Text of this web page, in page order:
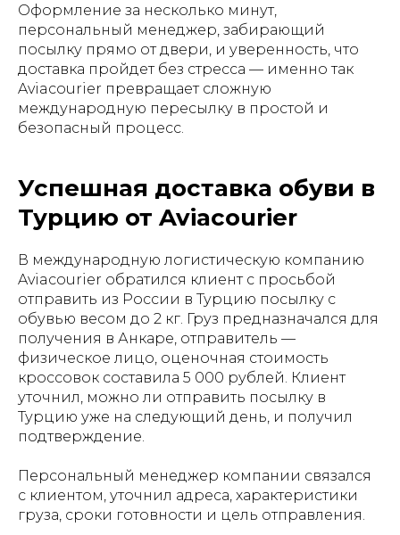
Оформление за несколько минут,
персональный менеджер, забирающий
посылку прямо от двери, и уверенность, что
доставка пройдет без стресса — именно так
Aviacourier превращает сложную
международную пересылку в простой и
безопасный процесс.
Успешная доставка обуви в
Турцию от Aviacourier
В международную логистическую компанию
Aviacourier обратился клиент с просьбой
отправить из России в Турцию посылку с
обувью весом до 2 кг. Груз предназначался для
получения в Анкаре, отправитель —
физическое лицо, оценочная стоимость
кроссовок составила 5 000 рублей. Клиент
уточнил, можно ли отправить посылку в
Турцию уже на следующий день, и получил
подтверждение.
Персональный менеджер компании связался
с клиентом, уточнил адреса, характеристики
груза, сроки готовности и цель отправления.